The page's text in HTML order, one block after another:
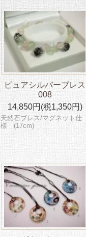
ピュアシルバーブレス
008
14,850円(税1,350円)
天然石ブレス/マグネット仕
様 (17cm)